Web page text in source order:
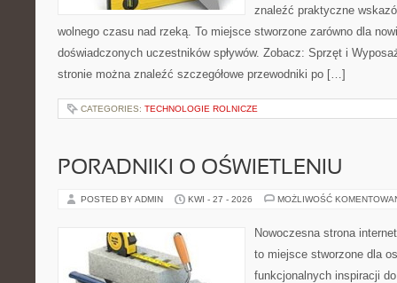
znaleźć praktyczne
wolnego czasu nad rzeką. To miejsce stworzone zarówno dla
doświadczonych uczestników spływów. Zobacz: Sprzęt i
stronie można znaleźć szczegółowe przewodniki po […]
CATEGORIES: TECHNOLOGIE ROLNICZE
PORADNIKI O OŚWIETLENIU
POSTED BY ADMIN KWI - 27 - 2026 MOŻLIWOŚĆ
Nowoczesna strona
to miejsce stworzone dla
funkcjonalnych inspiracji